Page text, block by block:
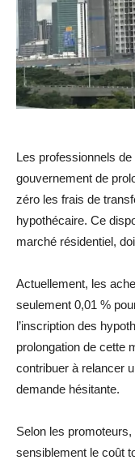
Les professionnels
gouvernement de
zéro les frais de
hypothécaire. Ce
marché résidentiel,
Actuellement, les
seulement 0,01 %
l’inscription des
prolongation de cette
contribuer à relancer
demande hésitante.
Selon les
sensiblement le coût